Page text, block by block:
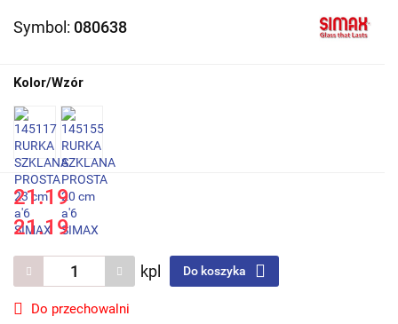
Symbol: 080638
Kolor/Wzór
21.19
21.19
kpl Do koszyka
Do przechowalni